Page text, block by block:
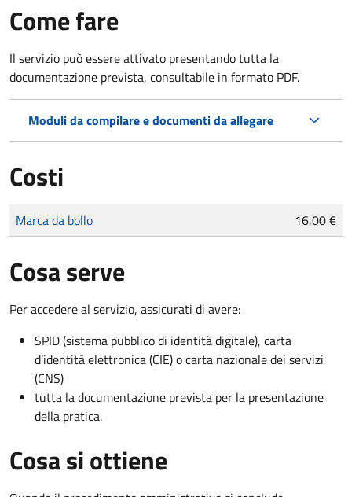
Come fare
Il servizio può essere attivato presentando tutta la
documentazione prevista, consultabile in formato PDF.
Moduli da compilare e documenti da allegare
Costi
Tipo di pagamento
Importo
Marca da bollo 16,00 €
Cosa serve
Per accedere al servizio, assicurati di avere:
SPID (sistema pubblico di identità digitale), carta
d’identità elettronica (CIE) o carta nazionale dei servizi
(CNS)
tutta la documentazione prevista per la presentazione
della pratica.
Cosa si ottiene